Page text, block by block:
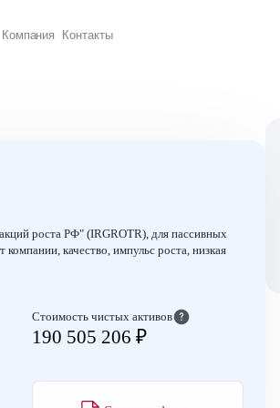
Компания Контакты
роста РФ" (IRGROTR), для пассивных
качество, импульс роста, низкая
Стоимость чистых активов
190 505 206 ₽